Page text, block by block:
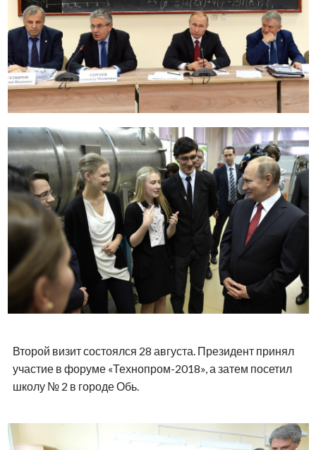
Второй визит состоялся 28 августа. Президент принял
участие в форуме «Технопром-2018», а затем посетил
школу № 2 в городе Обь.